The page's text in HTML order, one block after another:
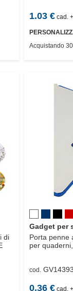
1.03€ cad.
Acquistando
di
Gadget per
Porta penne
per quaderni,
cod.
0.36€ cad.